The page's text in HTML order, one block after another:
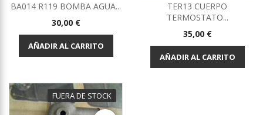
BA014 R119 BOMBA AGUA...
Precio
30,00 €
AÑADIR AL CARRITO
TER13 CUERPO
TERMOSTATO...
Precio
35,00 €
AÑADIR AL CARRITO
FUERA DE STOCK